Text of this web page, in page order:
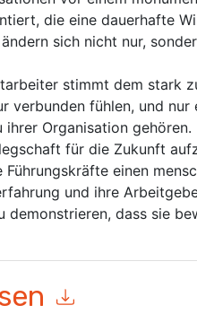
die eine dauerhafte
sich nicht nur,
stimmt dem stark
verbunden fühlen, und
ihrer Organisation gehören.
für die Zukunft
Führungskräfte einen
und ihre
demonstrieren, dass sie